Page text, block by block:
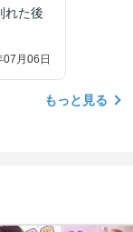
れた後
月06日
もっと見る